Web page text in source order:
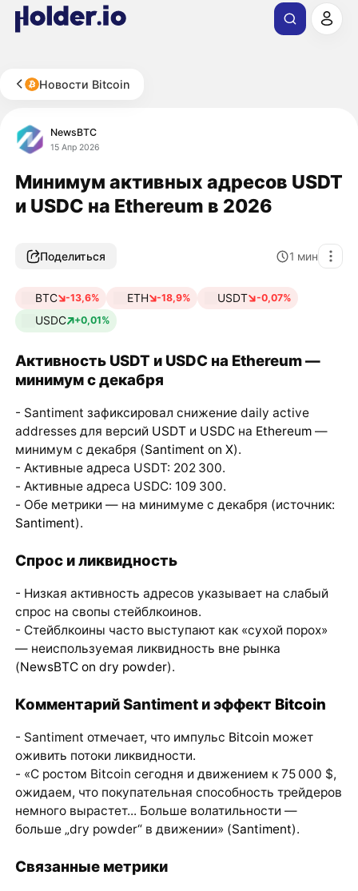
Новости Bitcoin
NewsBTC
15 Апр 2026
Минимум активных адресов USDT
и USDC на Ethereum в 2026
Поделиться 1 мин
BTC -13,6% ETH -18,9% USDT -0,07%
USDC +0,01%
Активность USDT и USDC на Ethereum —
минимум с декабря
- Santiment зафиксировал снижение daily active
addresses для версий USDTи USDCна Ethereum—
минимум с декабря (Santiment on X).
- Активные адреса USDT: 202 300.
- Активные адреса USDC: 109 300.
- Обе метрики — на минимуме с декабря (источник:
Santiment).
Спрос и ликвидность
- Низкая активность адресов указывает на слабый
спрос на свопы стейблкоинов.
- Стейблкоины часто выступают как «сухой порох»
— неиспользуемая ликвидность вне рынка
(NewsBTC on dry powder).
Комментарий Santiment и эффект Bitcoin
- Santiment отмечает, что импульс Bitcoin может
оживить потоки ликвидности.
- «С ростом Bitcoin сегодня и движением к 75 000 $,
ожидаем, что покупательная способность трейдеров
немного вырастет... Больше волатильности —
больше „dry powder“ в движении» (Santiment).
Связанные метрики